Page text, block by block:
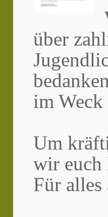
über
im Weck
Um
wir euch
Für alles